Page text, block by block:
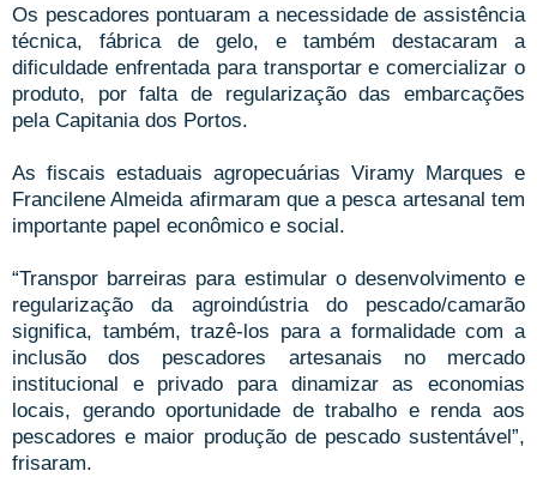
Os pescadores pontuaram a necessidade de assistência
técnica, fábrica de gelo, e também destacaram a
dificuldade enfrentada para transportar e comercializar o
produto, por falta de regularização das embarcações
pela Capitania dos Portos.
As fiscais estaduais agropecuárias Viramy Marques e
Francilene Almeida afirmaram que a pesca artesanal tem
importante papel econômico e social.
“Transpor barreiras para estimular o desenvolvimento e
regularização da agroindústria do pescado/camarão
significa, também, trazê-los para a formalidade com a
inclusão dos pescadores artesanais no mercado
institucional e privado para dinamizar as economias
locais, gerando oportunidade de trabalho e renda aos
pescadores e maior produção de pescado sustentável”,
frisaram.